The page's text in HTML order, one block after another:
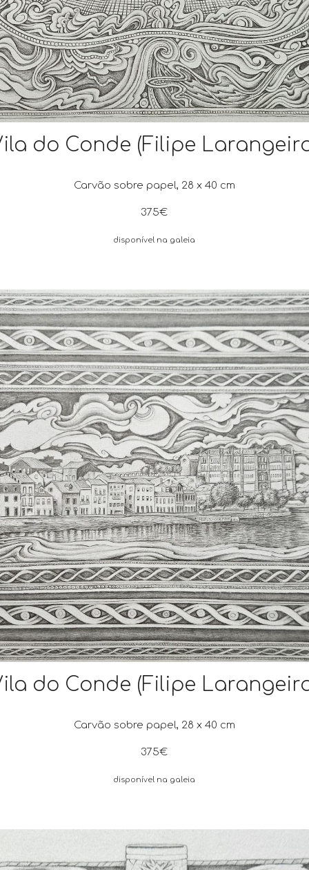
do Conde (Filipe
Carvão sobre papel, 28 x 40 cm
375€
disponível na galeia
do Conde (Filipe
Carvão sobre papel, 28 x 40 cm
375€
disponível na galeia